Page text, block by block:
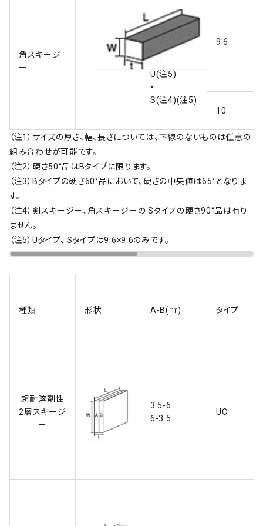
角スキージ
ー
Ａ
・
・
U(注5)
・
S(注4)(注5)
9.6
10
（注1）サイズの厚さ、幅、長さについては、下線のないものは任意の
組み合わせが可能です。
（注2）硬さ50°品はBタイプに限ります。
（注3）Bタイプの硬さ60°品において、硬さの中央値は65°となりま
す。
（注4）剣スキージー、角スキージーの Sタイプの硬さ90°品は有り
ません。
（注5）Uタイプ、 Sタイプは9.6×9.6のみです。
種類 形状 A-B(㎜) タイプ
超耐溶剤性
2層スキージ
ー
3.5-6
6-3.5
UC